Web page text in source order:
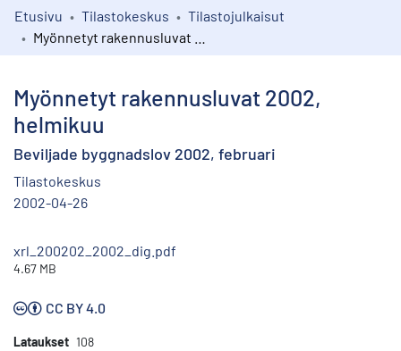
Kokoelmat
Etusivu Tilastokeskus
Tilastojulkaisut
Myönnetyt rakennusluvat 2002,
helmikuu
Beviljade byggnadslov 2002, februari
Tilastokeskus
2002-04-26
xrl_200202_2002_dig.pdf
4.67 MB
CC BY 4.0
Lataukset 108